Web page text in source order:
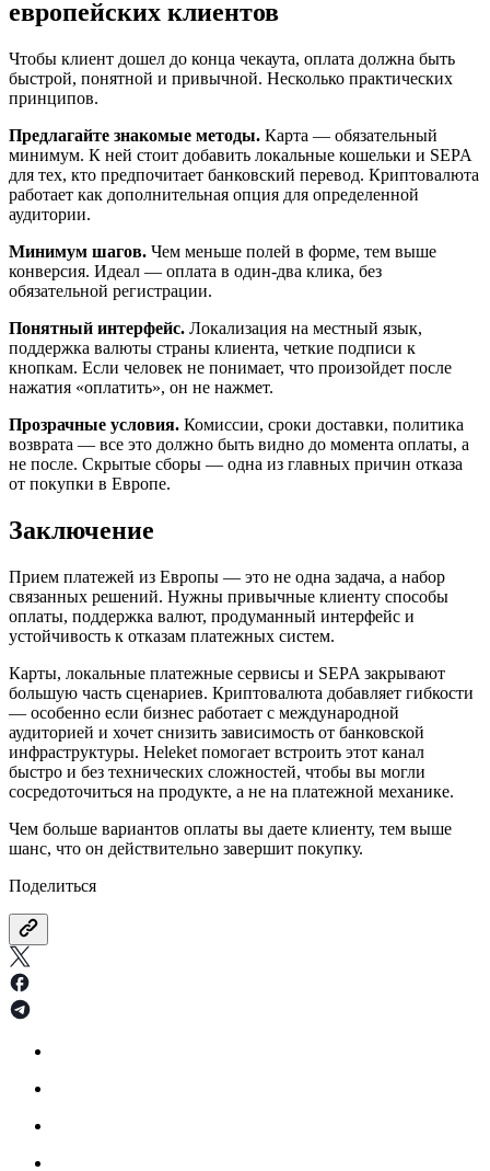
европейских клиентов
Чтобы клиент дошел до конца чекаута, оплата должна быть
быстрой, понятной и привычной. Несколько практических
принципов.
Предлагайте знакомые методы. Карта — обязательный
минимум. К ней стоит добавить локальные кошельки и SEPA
для тех, кто предпочитает банковский перевод. Криптовалюта
работает как дополнительная опция для определенной
аудитории.
Минимум шагов. Чем меньше полей в форме, тем выше
конверсия. Идеал — оплата в один-два клика, без
обязательной регистрации.
Понятный интерфейс. Локализация на местный язык,
поддержка валюты страны клиента, четкие подписи к
кнопкам. Если человек не понимает, что произойдет после
нажатия «оплатить», он не нажмет.
Прозрачные условия. Комиссии, сроки доставки, политика
возврата — все это должно быть видно до момента оплаты, а
не после. Скрытые сборы — одна из главных причин отказа
от покупки в Европе.
Заключение
Прием платежей из Европы — это не одна задача, а набор
связанных решений. Нужны привычные клиенту способы
оплаты, поддержка валют, продуманный интерфейс и
устойчивость к отказам платежных систем.
Карты, локальные платежные сервисы и SEPA закрывают
большую часть сценариев. Криптовалюта добавляет гибкости
— особенно если бизнес работает с международной
аудиторией и хочет снизить зависимость от банковской
инфраструктуры. Heleket помогает встроить этот канал
быстро и без технических сложностей, чтобы вы могли
сосредоточиться на продукте, а не на платежной механике.
Чем больше вариантов оплаты вы даете клиенту, тем выше
шанс, что он действительно завершит покупку.
Поделиться